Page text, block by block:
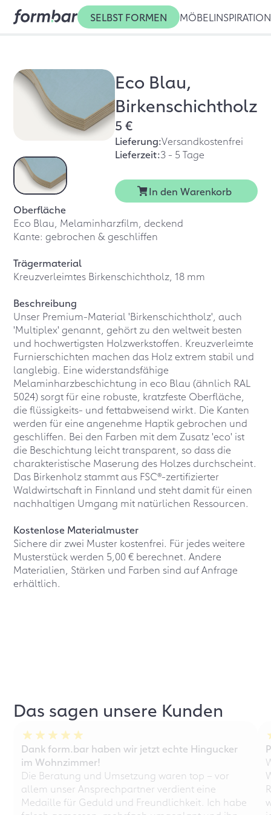
SELBST FORMEN MÖBEL INSPIRATION
Eco Blau,
Birkenschichtholz
5 €
Lieferung:Versandkostenfrei
Lieferzeit:3 - 5 Tage
In den Warenkorb
Oberfläche
Eco Blau, Melaminharzfilm, deckend
Kante: gebrochen & geschliffen
Trägermaterial
Kreuzverleimtes Birkenschichtholz, 18 mm
Beschreibung
Unser Premium-Material 'Birkenschichtholz', auch
'Multiplex' genannt, gehört zu den weltweit besten
und hochwertigsten Holzwerkstoffen. Kreuzverleimte
Furnierschichten machen das Holz extrem stabil und
langlebig. Eine widerstandsfähige
Melaminharzbeschichtung in eco Blau (ähnlich RAL
5024) sorgt für eine robuste, kratzfeste Oberfläche,
die flüssigkeits- und fettabweisend wirkt. Die Kanten
werden für eine angenehme Haptik gebrochen und
geschliffen. Bei den Farben mit dem Zusatz 'eco' ist
die Beschichtung leicht transparent, so dass die
charakteristische Maserung des Holzes durchscheint.
Das Birkenholz stammt aus FSC®-zertifizierter
Waldwirtschaft in Finnland und steht damit für einen
nachhaltigen Umgang mit natürlichen Ressourcen.
Kostenlose Materialmuster
Sichere dir zwei Muster kostenfrei. Für jedes weitere
Musterstück werden 5,00 € berechnet. Andere
Materialien, Stärken und Farben sind auf Anfrage
erhältlich.
Das sagen unsere Kunden
Dank form.bar haben wir jetzt echte Hingucker
im Wohnzimmer!
Die Beratung und Umsetzung waren top – vor
allem unser Ansprechpartner verdient eine
Medaille für Geduld und Freundlichkeit. Ich habe